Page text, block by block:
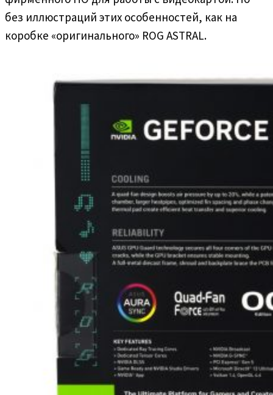
без иллюстраций этих особенностей, как на
коробке «оригинального» ROG ASTRAL.